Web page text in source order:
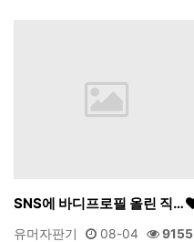
SNS에 바디프로필 올린 직…
유머자판기 08-04
9155